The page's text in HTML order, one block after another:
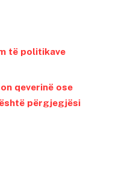
të politikave
qeverinë ose
përgjegjësi